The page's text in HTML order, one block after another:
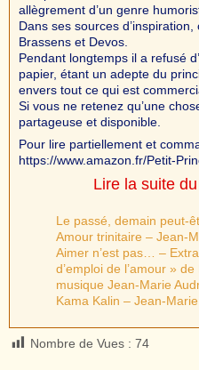
allègrement d’un genre
Dans ses sources
Brassens et Devos.
Pendant longtemps il a refusé
papier, étant un adepte du
envers tout ce qui est
Si vous ne retenez qu’une
partageuse et disponible.
Pour lire partiellement et
https://www.amazon.fr/Petit-
Lire la suite
Le passé, demain peut-
Amour trinitaire – Jean-
Aimer n’est pas… –
d’emploi de l’amour »
musique Jean-Marie
Kama Kalin – Jean-
Nombre de Vues : 74